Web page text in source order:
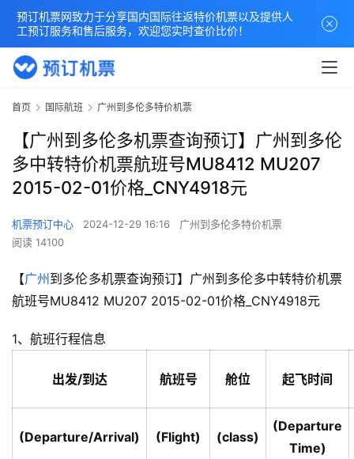
首页 国际航班 广州到多伦多特价机票
【广州到多伦多机票查询预订】广州到多伦
多中转特价机票航班号MU8412 MU207
2015-02-01价格_CNY4918元
机票预订中心 2024-12-29 16:16
广州到多伦多特价机票
阅读 14100
【广州 到多伦多机票查询预订】广州到多伦多中转特价机票
航班号MU8412 MU207 2015-02-01价格_CNY4918元
1、航班行程信息
出发/到达 航班号 舱位 起飞时间
(Departure/Arrival) (Flight) (class)
(Departure
Time)
预订机票网致力于分享国内国际往返特价机票以及提供人
工预订服务和售后服务，欢迎您实时查价比价！